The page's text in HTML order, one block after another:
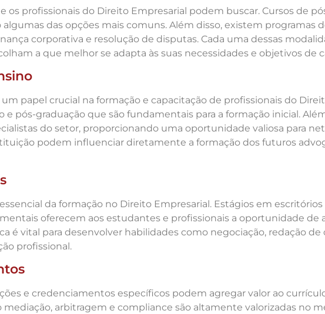
os profissionais do Direito Empresarial podem buscar. Cursos de
das opções mais comuns. Além disso, existem programas
corporativa e resolução de disputas. Cada uma dessas
a que melhor se adapta às suas necessidades e objetivos de
papel crucial na formação e capacitação de profissionais do
e pós-graduação que são fundamentais para a formação inicial.
do setor, proporcionando uma oportunidade valiosa para
podem influenciar diretamente a formação dos futuros
da formação no Direito Empresarial. Estágios em
oferecem aos estudantes e profissionais a oportunidade
é vital para desenvolver habilidades como negociação, redação
profissional.
e credenciamentos específicos podem agregar valor ao
mediação, arbitragem e compliance são altamente valorizadas no